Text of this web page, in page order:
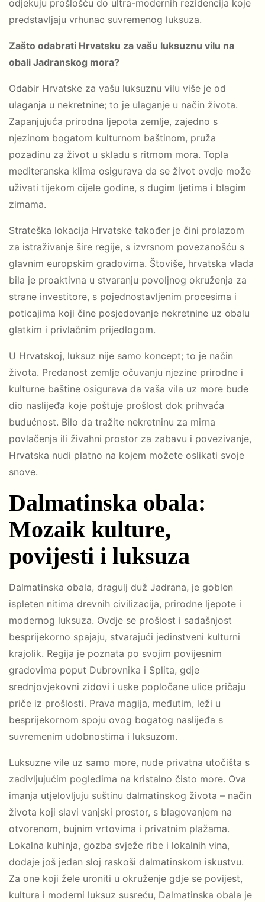
odjekuju prošlošću do ultra-modernih rezidencija koje
predstavljaju vrhunac suvremenog luksuza.
Zašto odabrati Hrvatsku za vašu luksuznu vilu na
obali Jadranskog mora?
Odabir Hrvatske za vašu luksuznu vilu više je od
ulaganja u nekretnine; to je ulaganje u način života.
Zapanjujuća prirodna ljepota zemlje, zajedno s
njezinom bogatom kulturnom baštinom, pruža
pozadinu za život u skladu s ritmom mora. Topla
mediteranska klima osigurava da se život ovdje može
uživati tijekom cijele godine, s dugim ljetima i blagim
zimama.
Strateška lokacija Hrvatske također je čini prolazom
za istraživanje šire regije, s izvrsnom povezanošću s
glavnim europskim gradovima. Štoviše, hrvatska vlada
bila je proaktivna u stvaranju povoljnog okruženja za
strane investitore, s pojednostavljenim procesima i
poticajima koji čine posjedovanje nekretnine uz obalu
glatkim i privlačnim prijedlogom.
U Hrvatskoj, luksuz nije samo koncept; to je način
života. Predanost zemlje očuvanju njezine prirodne i
kulturne baštine osigurava da vaša vila uz more bude
dio naslijeđa koje poštuje prošlost dok prihvaća
budućnost. Bilo da tražite nekretninu za mirna
povlačenja ili živahni prostor za zabavu i povezivanje,
Hrvatska nudi platno na kojem možete oslikati svoje
snove.
Dalmatinska obala:
Mozaik kulture,
povijesti i luksuza
Dalmatinska obala, dragulj duž Jadrana, je goblen
ispleten nitima drevnih civilizacija, prirodne ljepote i
modernog luksuza. Ovdje se prošlost i sadašnjost
besprijekorno spajaju, stvarajući jedinstveni kulturni
krajolik. Regija je poznata po svojim povijesnim
gradovima poput Dubrovnika i Splita, gdje
srednjovjekovni zidovi i uske popločane ulice pričaju
priče iz prošlosti. Prava magija, međutim, leži u
besprijekornom spoju ovog bogatog naslijeđa s
suvremenim udobnostima i luksuzom.
Luksuzne vile uz samo more, nude privatna utočišta s
zadivljujućim pogledima na kristalno čisto more. Ova
imanja utjelovljuju suštinu dalmatinskog života – način
života koji slavi vanjski prostor, s blagovanjem na
otvorenom, bujnim vrtovima i privatnim plažama.
Lokalna kuhinja, gozba svježe ribe i lokalnih vina,
dodaje još jedan sloj raskoši dalmatinskom iskustvu.
Za one koji žele uroniti u okruženje gdje se povijest,
kultura i moderni luksuz susreću, Dalmatinska obala je